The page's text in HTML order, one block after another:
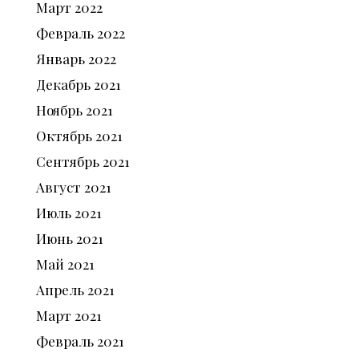
Март 2022
Февраль 2022
Январь 2022
Декабрь 2021
Ноябрь 2021
Октябрь 2021
Сентябрь 2021
Август 2021
Июль 2021
Июнь 2021
Май 2021
Апрель 2021
Март 2021
Февраль 2021